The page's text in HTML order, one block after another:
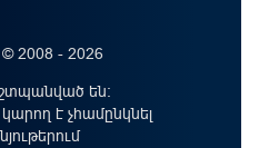
2008 - 2026
են:
է չհամընկնել